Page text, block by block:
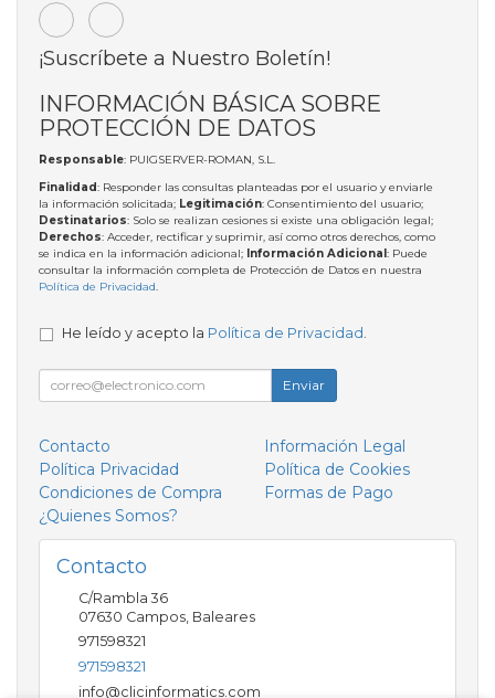
¡Suscríbete a Nuestro Boletín!
INFORMACIÓN BÁSICA SOBRE
PROTECCIÓN DE DATOS
Responsable: PUIGSERVER-ROMAN, S.L.
Finalidad: Responder las consultas planteadas por el usuario y enviarle
la información solicitada; Legitimación: Consentimiento del usuario;
Destinatarios: Solo se realizan cesiones si existe una obligación legal;
Derechos: Acceder, rectificar y suprimir, así como otros derechos, como
se indica en la información adicional; Información Adicional: Puede
consultar la información completa de Protección de Datos en nuestra
Política de Privacidad.
He leído y acepto la Política de Privacidad
Enviar
Contacto
Información Legal
Política Privacidad
Política de Cookies
Condiciones de Compra
Formas de Pago
¿Quienes Somos?
Contacto
C/Rambla 36
07630 Campos Baleares
971598321
971598321
info@clicinformatics.com